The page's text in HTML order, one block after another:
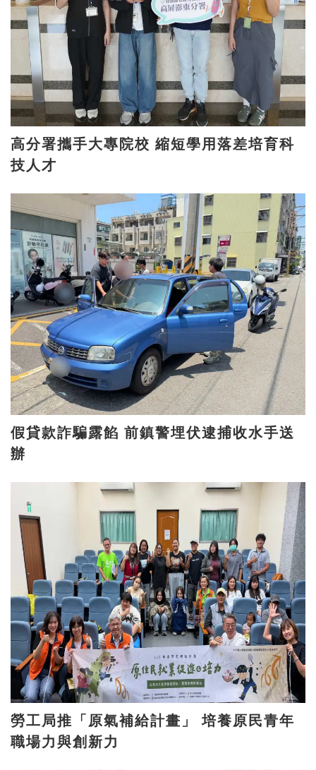
高分署攜手大專院校 縮短學用落差培育科
技人才
假貸款詐騙露餡 前鎮警埋伏逮捕收水手送
辦
勞工局推「原氣補給計畫」 培養原民青年
職場力與創新力